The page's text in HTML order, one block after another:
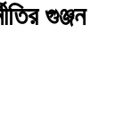
গুঞ্জন